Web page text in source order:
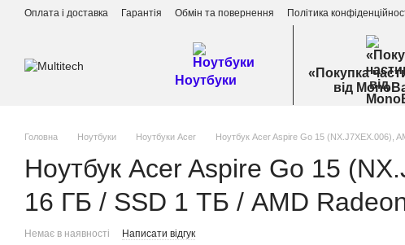
Перейти до основного контенту
Оплата і доставка Гарантія Обмін та повернення Політика
Ноутбуки
«Покупка
від
Головна Ноутбуки Ноутбуки Acer Ноутбук Acer Aspire Go 15 (NX.J7XEX.006),
Ноутбук Acer Aspire Go 15
16 ГБ / SSD 1 ТБ / AMD
Немає в наявності Написати відгук